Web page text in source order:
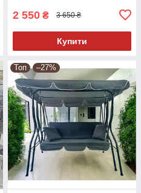
2 550 ₴ 3 650 ₴
Купити
Топ –27%